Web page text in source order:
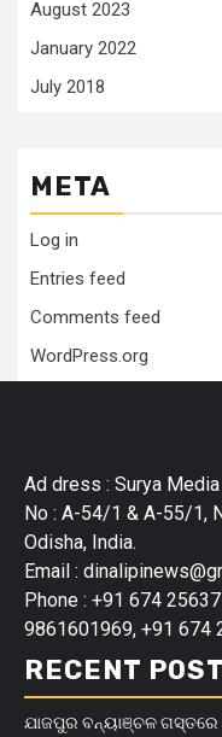
August 2023
January 2022
July 2018
META
Log in
Entries feed
Comments feed
WordPress.org
Ad dress : Surya
No : A-54/1 & A-55/1,
Odisha, India.
Email :
Phone : +91 674
9861601969, +91 674
RECENT
ଯାଜପୁର ବନ୍ୟାଞ୍ଚଳ ଗସ୍ତରେ